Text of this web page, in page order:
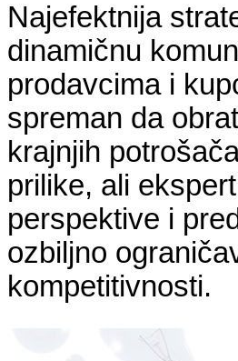
Najefektnija
dinamičnu
prodavcima i
spreman da
krajnjih
prilike, ali
perspektive i
ozbiljno
kompetitivnosti.